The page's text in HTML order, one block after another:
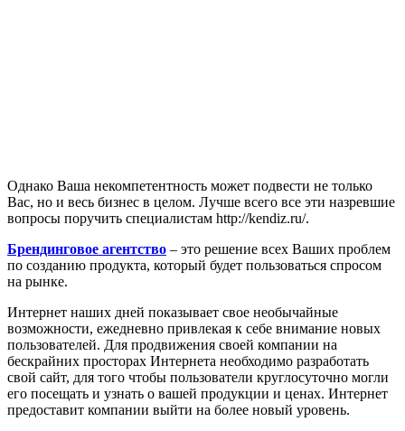
Однако Ваша некомпетентность может подвести не только
Вас, но и весь бизнес в целом. Лучше всего все эти назревшие
вопросы поручить специалистам http://kendiz.ru/.
Брендинговое агентство – это решение всех Ваших проблем
по созданию продукта, который будет пользоваться спросом
на рынке.
Интернет наших дней показывает свое необычайные
возможности, ежедневно привлекая к себе внимание новых
пользователей. Для продвижения своей компании на
бескрайних просторах Интернета необходимо разработать
свой сайт, для того чтобы пользователи круглосуточно могли
его посещать и узнать о вашей продукции и ценах. Интернет
предоставит компании выйти на более новый уровень.